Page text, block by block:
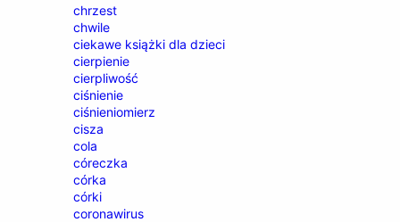
chrzest
chwile
ciekawe książki dla dzieci
cierpienie
cierpliwość
ciśnienie
ciśnieniomierz
cisza
cola
córeczka
córka
córki
coronawirus